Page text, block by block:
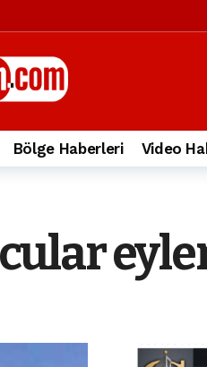
10 ay önce
Bölge Haberleri Video